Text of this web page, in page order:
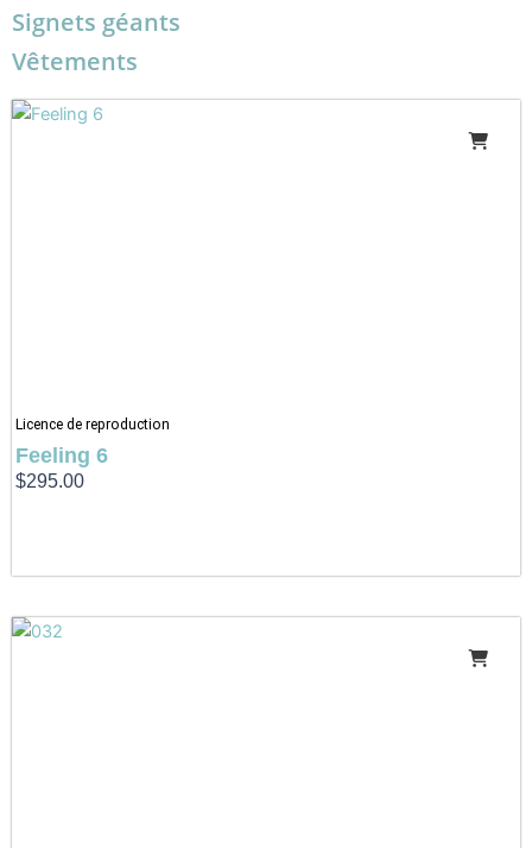
Signets géants
Vêtements
Licence de reproduction
Feeling 6
$295.00